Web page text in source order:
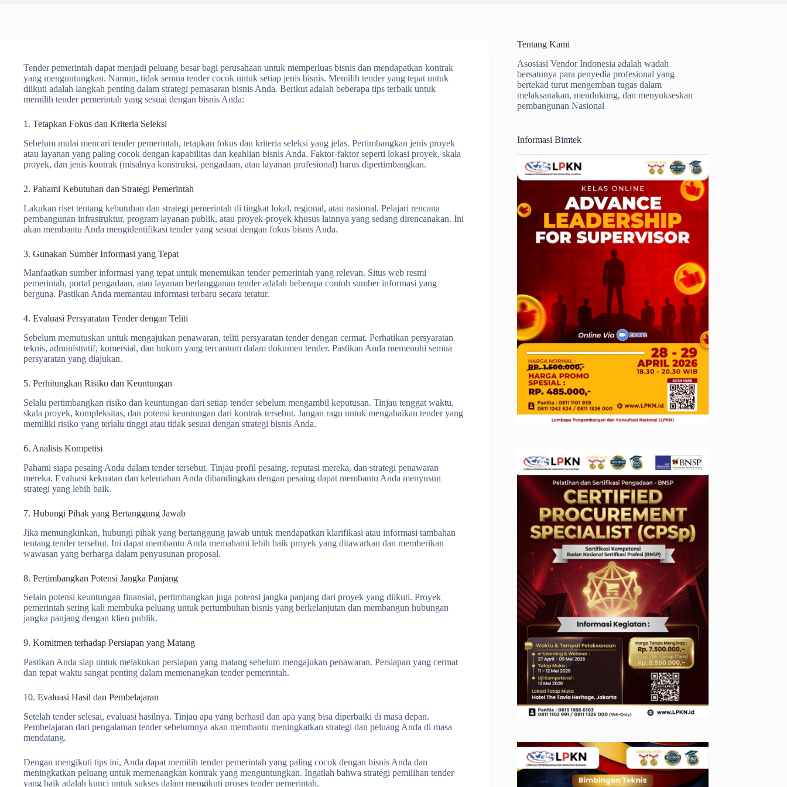
Tender pemerintah dapat menjadi peluang besar bagi perusahaan untuk memperluas bisnis dan mendapatkan kontrak
yang menguntungkan. Namun, tidak semua tender cocok untuk setiap jenis bisnis. Memilih tender yang tepat untuk
diikuti adalah langkah penting dalam strategi pemasaran bisnis Anda. Berikut adalah beberapa tips terbaik untuk
memilih tender pemerintah yang sesuai dengan bisnis Anda:
1. Tetapkan Fokus dan Kriteria Seleksi
Sebelum mulai mencari tender pemerintah, tetapkan fokus dan kriteria seleksi yang jelas. Pertimbangkan jenis proyek
atau layanan yang paling cocok dengan kapabilitas dan keahlian bisnis Anda. Faktor-faktor seperti lokasi proyek, skala
proyek, dan jenis kontrak (misalnya konstruksi, pengadaan, atau layanan profesional) harus dipertimbangkan.
2. Pahami Kebutuhan dan Strategi Pemerintah
Lakukan riset tentang kebutuhan dan strategi pemerintah di tingkat lokal, regional, atau nasional. Pelajari rencana
pembangunan infrastruktur, program layanan publik, atau proyek-proyek khusus lainnya yang sedang direncanakan. Ini
akan membantu Anda mengidentifikasi tender yang sesuai dengan fokus bisnis Anda.
3. Gunakan Sumber Informasi yang Tepat
Manfaatkan sumber informasi yang tepat untuk menemukan tender pemerintah yang relevan. Situs web resmi
pemerintah, portal pengadaan, atau layanan berlangganan tender adalah beberapa contoh sumber informasi yang
berguna. Pastikan Anda memantau informasi terbaru secara teratur.
4. Evaluasi Persyaratan Tender dengan Teliti
Sebelum memutuskan untuk mengajukan penawaran, teliti persyaratan tender dengan cermat. Perhatikan persyaratan
teknis, administratif, komersial, dan hukum yang tercantum dalam dokumen tender. Pastikan Anda memenuhi semua
persyaratan yang diajukan.
5. Perhitungkan Risiko dan Keuntungan
Selalu pertimbangkan risiko dan keuntungan dari setiap tender sebelum mengambil keputusan. Tinjau tenggat waktu,
skala proyek, kompleksitas, dan potensi keuntungan dari kontrak tersebut. Jangan ragu untuk mengabaikan tender yang
memiliki risiko yang terlalu tinggi atau tidak sesuai dengan strategi bisnis Anda.
6. Analisis Kompetisi
Pahami siapa pesaing Anda dalam tender tersebut. Tinjau profil pesaing, reputasi mereka, dan strategi penawaran
mereka. Evaluasi kekuatan dan kelemahan Anda dibandingkan dengan pesaing dapat membantu Anda menyusun
strategi yang lebih baik.
7. Hubungi Pihak yang Bertanggung Jawab
Jika memungkinkan, hubungi pihak yang bertanggung jawab untuk mendapatkan klarifikasi atau informasi tambahan
tentang tender tersebut. Ini dapat membantu Anda memahami lebih baik proyek yang ditawarkan dan memberikan
wawasan yang berharga dalam penyusunan proposal.
8. Pertimbangkan Potensi Jangka Panjang
Selain potensi keuntungan finansial, pertimbangkan juga potensi jangka panjang dari proyek yang diikuti. Proyek
pemerintah sering kali membuka peluang untuk pertumbuhan bisnis yang berkelanjutan dan membangun hubungan
jangka panjang dengan klien publik.
9. Komitmen terhadap Persiapan yang Matang
Pastikan Anda siap untuk melakukan persiapan yang matang sebelum mengajukan penawaran. Persiapan yang cermat
dan tepat waktu sangat penting dalam memenangkan tender pemerintah.
10. Evaluasi Hasil dan Pembelajaran
Setelah tender selesai, evaluasi hasilnya. Tinjau apa yang berhasil dan apa yang bisa diperbaiki di masa depan.
Pembelajaran dari pengalaman tender sebelumnya akan membantu meningkatkan strategi dan peluang Anda di masa
mendatang.
Dengan mengikuti tips ini, Anda dapat memilih tender pemerintah yang paling cocok dengan bisnis Anda dan
meningkatkan peluang untuk memenangkan kontrak yang menguntungkan. Ingatlah bahwa strategi pemilihan tender
yang baik adalah kunci untuk sukses dalam mengikuti proses tender pemerintah.
Tentang Kami
Asosiasi Vendor Indonesia adalah wadah
bersatunya para penyedia profesional yang
bertekad turut mengemban tugas dalam
melaksanakan, mendukung, dan menyukseskan
pembangunan Nasional
Informasi Bimtek